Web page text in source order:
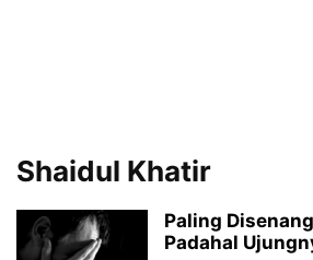
Shaidul Khatir
Paling
Padahal